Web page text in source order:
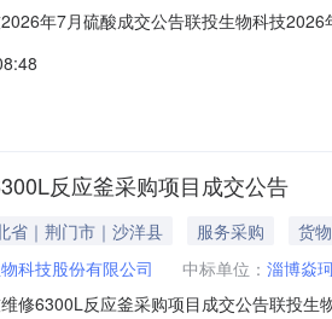
年7月硫酸成交公告联投生物科技
璟化工有限公司40天黄经理/需要说明的
：
反应釜采购项目成交公告
省｜荆门市｜沙洋县 服务采购
货物
科技股份有限公司 中标单位： 淄博焱
修6300L反应釜采购项目成交公告联投